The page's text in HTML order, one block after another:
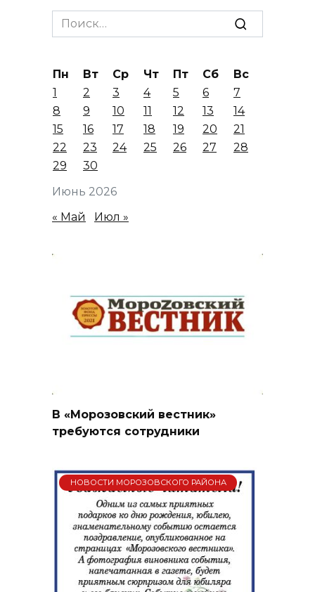
Search
for:
Июнь 2026
Пн Вт Ср Чт Пт Сб
Вс
1
2 3 4 5 6
7
8
9 10 11 12 13
14
15
16 17 18 19 20
21
22
23 24 25 26 27
28
29
30
« Май Июл »
В «Морозовский вестник»
требуются сотрудники
НОВОСТИ МОРОЗОВСКОГО РАЙОНА